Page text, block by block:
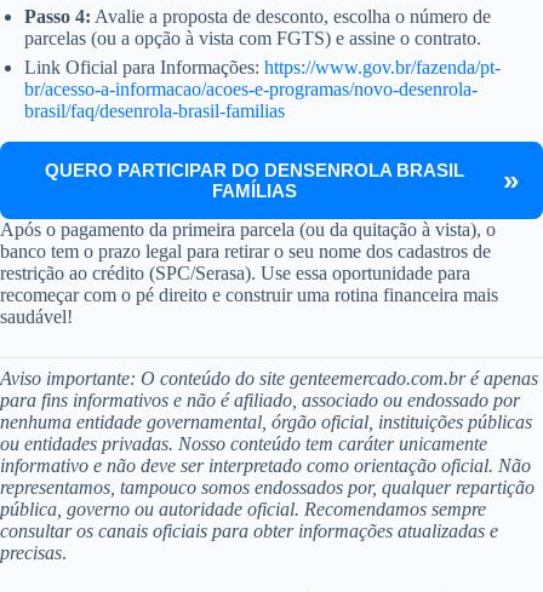
Passo 4: Avalie a proposta de desconto, escolha o número de
parcelas (ou a opção à vista com FGTS) e assine o contrato.
Link Oficial para Informações: https://www.gov.br/fazenda/pt-
br/acesso-a-informacao/acoes-e-programas/novo-desenrola-
brasil/faq/desenrola-brasil-familias
QUERO PARTICIPAR DO DENSENROLA BRASIL
FAMÍLIAS
Após o pagamento da primeira parcela (ou da quitação à vista), o
banco tem o prazo legal para retirar o seu nome dos cadastros de
restrição ao crédito (SPC/Serasa). Use essa oportunidade para
recomeçar com o pé direito e construir uma rotina financeira mais
saudável!
Aviso importante: O conteúdo do site genteemercado.com.br é apenas
para fins informativos e não é afiliado, associado ou endossado por
nenhuma entidade governamental, órgão oficial, instituições públicas
ou entidades privadas. Nosso conteúdo tem caráter unicamente
informativo e não deve ser interpretado como orientação oficial. Não
representamos, tampouco somos endossados por, qualquer repartição
pública, governo ou autoridade oficial. Recomendamos sempre
consultar os canais oficiais para obter informações atualizadas e
precisas.